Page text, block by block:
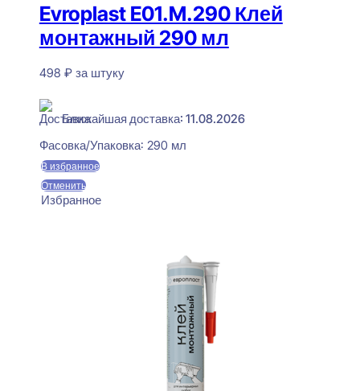
Evroplast E01.M.290 Клей
монтажный 290 мл
498 ₽ за штуку
Ближайшая доставка: 11.08.2026
Фасовка/Упаковка: 290 мл
В избранное
Отменить
Избранное